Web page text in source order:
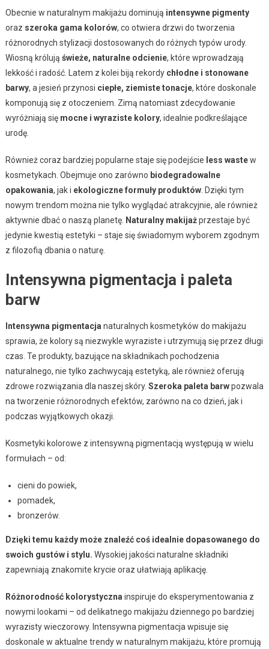
Obecnie w naturalnym makijażu dominują intensywne pigmenty
oraz szeroka gama kolorów, co otwiera drzwi do tworzenia
różnorodnych stylizacji dostosowanych do różnych typów urody.
Wiosną królują świeże, naturalne odcienie, które wprowadzają
lekkość i radość. Latem z kolei biją rekordy chłodne i stonowane
barwy, a jesień przynosi ciepłe, ziemiste tonacje, które doskonale
komponują się z otoczeniem. Zimą natomiast zdecydowanie
wyróżniają się mocne i wyraziste kolory, idealnie podkreślające
urodę.
Również coraz bardziej popularne staje się podejście less wastew
kosmetykach. Obejmuje ono zarówno biodegradowalne
opakowania, jak i ekologiczne formuły produktów. Dzięki tym
nowym trendom można nie tylko wyglądać atrakcyjnie, ale również
aktywnie dbać o naszą planetę. Naturalny makijażprzestaje być
jedynie kwestią estetyki – staje się świadomym wyborem zgodnym
z filozofią dbania o naturę.
Intensywna pigmentacja i paleta
barw
Intensywna pigmentacja naturalnych kosmetyków do makijażu
sprawia, że kolory są niezwykle wyraziste i utrzymują się przez długi
czas. Te produkty, bazujące na składnikach pochodzenia
naturalnego, nie tylko zachwycają estetyką, ale również oferują
zdrowe rozwiązania dla naszej skóry. Szeroka paleta barwpozwala
na tworzenie różnorodnych efektów, zarówno na co dzień, jak i
podczas wyjątkowych okazji.
Kosmetyki kolorowe z intensywną pigmentacją występują w wielu
formułach – od:
cieni do powiek,
pomadek,
bronzerów.
Dzięki temu każdy może znaleźć coś idealnie dopasowanego do
swoich gustów i stylu. Wysokiej jakości naturalne składniki
zapewniają znakomite krycie oraz ułatwiają aplikację.
Różnorodność kolorystyczna inspiruje do eksperymentowania z
nowymi lookami – od delikatnego makijażu dziennego po bardziej
wyrazisty wieczorowy. Intensywna pigmentacja wpisuje się
doskonale w aktualne trendy w naturalnym makijażu, które promują